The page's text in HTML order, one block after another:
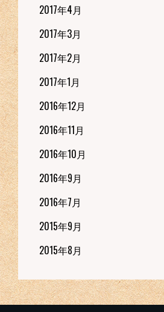
2017年4月
2017年3月
2017年2月
2017年1月
2016年12月
2016年11月
2016年10月
2016年9月
2016年7月
2015年9月
2015年8月